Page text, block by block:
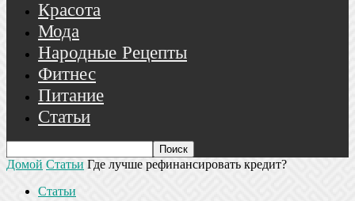
Красота
Мода
Народные Рецепты
Фитнес
Питание
Статьи
Домой Статьи Где лучше рефинансировать кредит?
Статьи